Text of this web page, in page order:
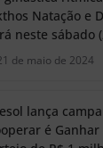
Natação e
neste sábado
de maio de 2024
lança
é Ganhar